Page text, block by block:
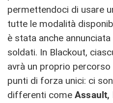
permettendoci di usare
tutte le modalità
è stata anche
soldati. In Blackout,
avrà un proprio
punti di forza unici: ci
differenti come Assault,